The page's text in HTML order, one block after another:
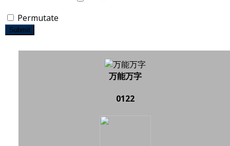
Permutate
Submit
万能万字
0122